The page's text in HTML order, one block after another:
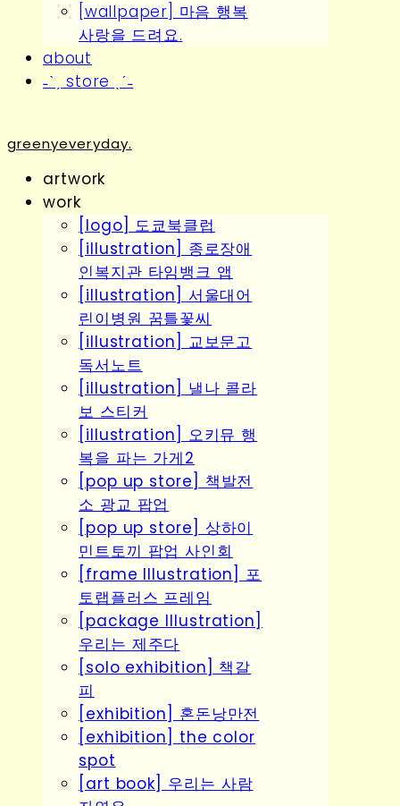
[wallpaper] 마음 행복
사랑을 드려요.
about
˗ˋˏ store ˎˊ˗
greenyeveryday.
artwork
work
[logo] 도쿄북클럽
[illustration] 종로장애
인복지관 타임뱅크 앱
[illustration] 서울대어
린이병원 꿈틀꽃씨
[illustration] 교보문고
독서노트
[illustration] 낼나 콜라
보 스티커
[illustration] 오키뮤 행
복을 파는 가게2
[pop up store] 책발전
소 광교 팝업
[pop up store] 상하이
민트토끼 팝업 사인회
[frame Illustration] 포
토랩플러스 프레임
[package Illustration]
우리는 제주다
[solo exhibition] 책갈
피
[exhibition] 혼돈낭만전
[exhibition] the color
spot
[art book] 우리는 사람